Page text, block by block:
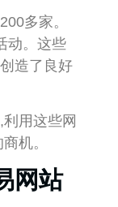
多家。
动。这些
造了良好
用这些网
机。
网站